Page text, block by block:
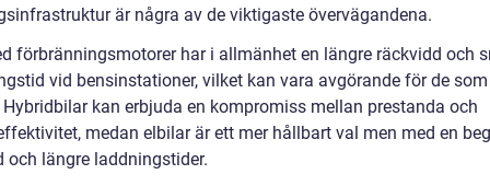
är några av de viktigaste övervägandena.
förbränningsmotorer har i allmänhet en längre räckvidd och
vid bensinstationer, vilket kan vara avgörande för de som
kan erbjuda en kompromiss mellan prestanda och
medan elbilar är ett mer hållbart val men med en
och längre laddningstider.